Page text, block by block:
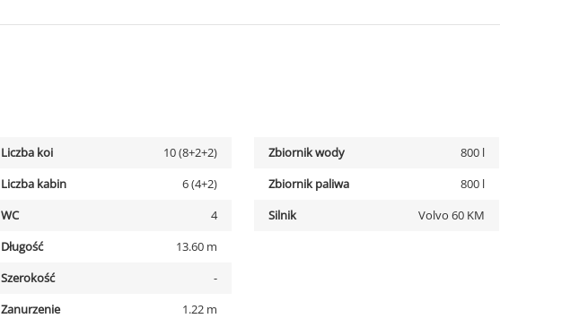
Liczba koi
10 (8+2+2)
Liczba kabin
6 (4+2)
WC
4
Długość
13.60 m
Szerokość
-
Zanurzenie
1.22 m
Zbiornik wody
800 l
Zbiornik paliwa
800 l
Silnik
Volvo 60 KM